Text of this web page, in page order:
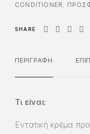
CONDITIONER ,
SHARE
ΠΕΡΙΓΡΑΦΉ
Τι είναι:
Εντατική κρέμα